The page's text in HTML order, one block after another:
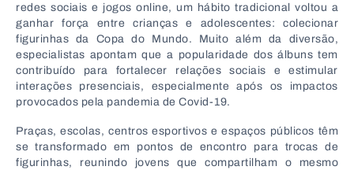
redes sociais e jogos online, um hábito tradicional voltou a
ganhar força entre crianças e adolescentes: colecionar
figurinhas da Copa do Mundo. Muito além da diversão,
especialistas apontam que a popularidade dos álbuns tem
contribuído para fortalecer relações sociais e estimular
interações presenciais, especialmente após os impactos
provocados pela pandemia de Covid-19.
Praças, escolas, centros esportivos e espaços públicos têm
se transformado em pontos de encontro para trocas de
figurinhas, reunindo jovens que compartilham o mesmo